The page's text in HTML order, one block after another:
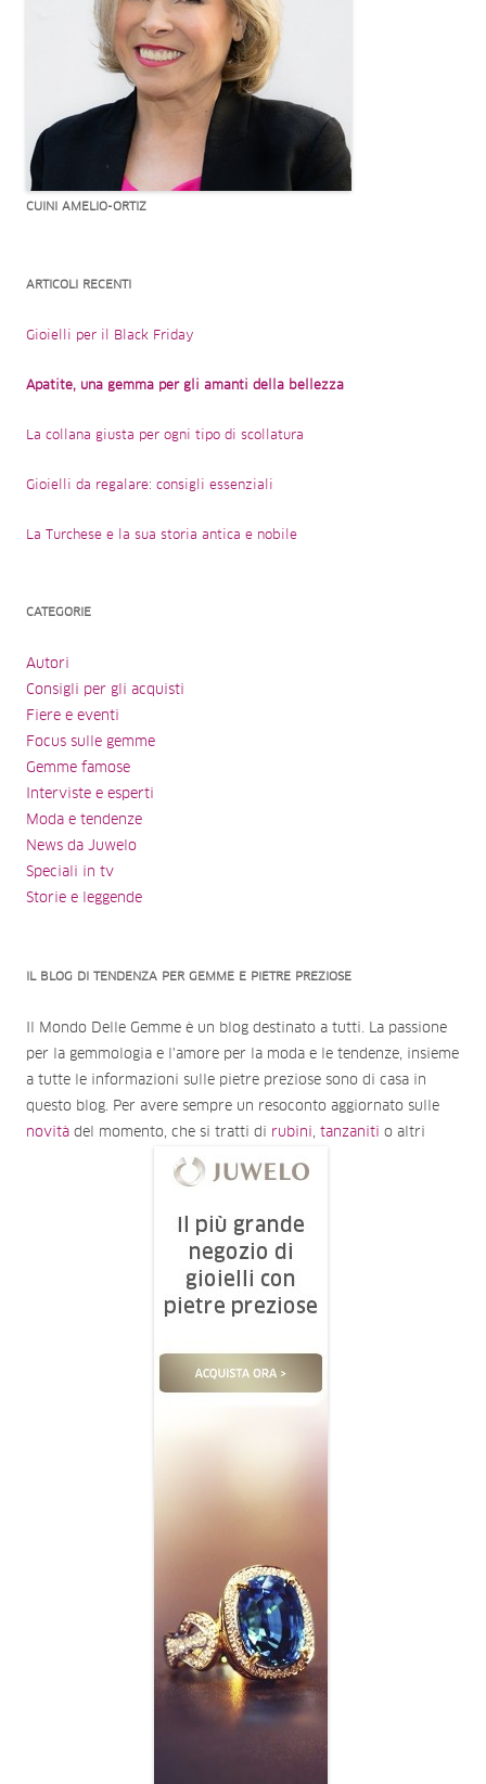
CUINI AMELIO-ORTIZ
ARTICOLI RECENTI
Gioielli per il Black Friday
Apatite, una gemma per gli amanti della bellezza
La collana giusta per ogni tipo di scollatura
Gioielli da regalare: consigli essenziali
La Turchese e la sua storia antica e nobile
CATEGORIE
Autori
Consigli per gli acquisti
Fiere e eventi
Focus sulle gemme
Gemme famose
Interviste e esperti
Moda e tendenze
News da Juwelo
Speciali in tv
Storie e leggende
IL BLOG DI TENDENZA PER GEMME E PIETRE PREZIOSE
Il Mondo Delle Gemme è un blog destinato a tutti. La passione
per la gemmologia e l'amore per la moda e le tendenze, insieme
a tutte le informazioni sulle pietre preziose sono di casa in
questo blog. Per avere sempre un resoconto aggiornato sulle
novità del momento, che si tratti di rubini tanzaniti o altri